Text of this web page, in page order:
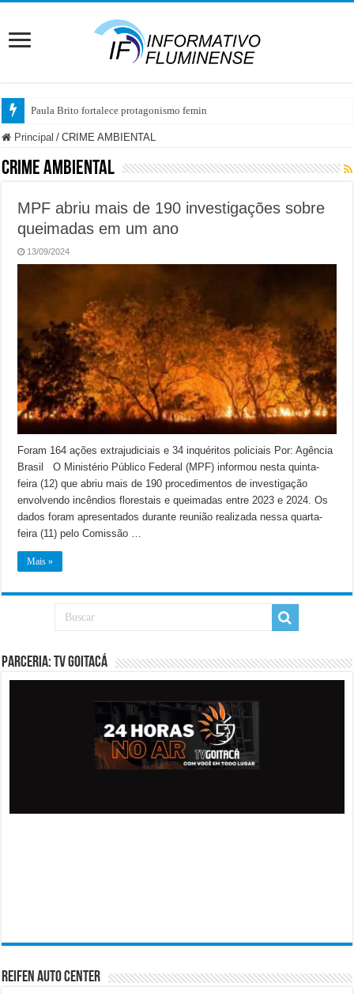
Paula Brito fortalece protagonismo feminino no
Principal / CRIME AMBIENTAL
CRIME AMBIENTAL
MPF abriu mais de 190 investigações sobre
queimadas em um ano
13/09/2024
Foram 164 ações extrajudiciais e 34 inquéritos policiais Por: Agência
Brasil O Ministério Público Federal (MPF) informou nesta quinta-
feira (12) que abriu mais de 190 procedimentos de investigação
envolvendo incêndios florestais e queimadas entre 2023 e 2024. Os
dados foram apresentados durante reunião realizada nessa quarta-
feira (11) pelo Comissão …
Mais »
PARCERIA: TV GOITACÁ
Reifen Auto Center